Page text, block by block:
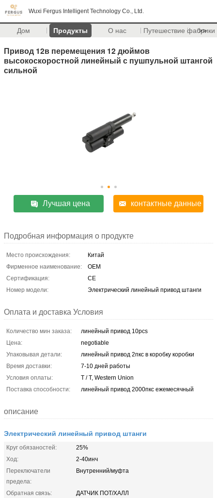
Wuxi Fergus Intelligent Technology Co., Ltd.
Дом Продукты О нас Путешествие фабрики
>>
Привод 12в перемещения 12 дюймов
высокоскоростной линейный с пушпульной штангой
сильной
Лучшая цена контактные данные
Подробная информация о продукте
Место происхождения:
Китай
Фирменное наименование:
OEM
Сертификация:
CE
Номер модели:
Электрический линейный привод штанги
Оплата и доставка Условия
Количество мин заказа:
линейный привод 10pcs
Цена:
negotiable
Упаковывая детали:
линейный привод 2пкс в коробку коробки
Время доставки:
7-10 дней работы
Условия оплаты:
T / T, Western Union
Поставка способности:
линейный привод 2000пкс ежемесячный
описание
Электрический линейный привод штанги
Круг обязаностей:
25%
Ход:
2-40инч
Переключатели
предела:
Внутренний/муфта
Обратная связь:
ДАТЧИК ПОТ/ХАЛЛ